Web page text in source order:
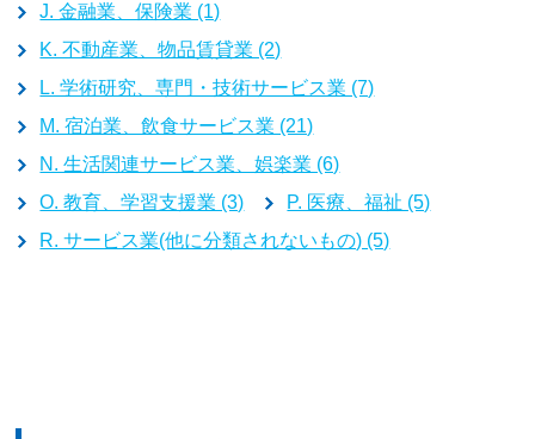
J. 金融業、保険業 (1)
K. 不動産業、物品賃貸業 (2)
L. 学術研究、専門・技術サービス業 (7)
M. 宿泊業、飲食サービス業 (21)
N. 生活関連サービス業、娯楽業 (6)
O. 教育、学習支援業 (3)
P. 医療、福祉 (5)
R. サービス業(他に分類されないもの) (5)